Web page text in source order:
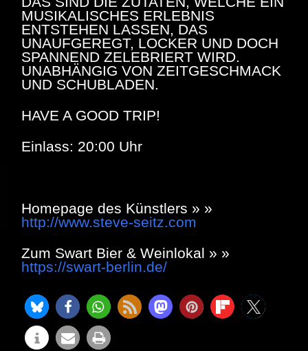
MUSIKALISCHES ERLEBNIS
ENTSTEHEN LASSEN, DAS
UNAUFGEREGT, LOCKER UND DOCH
SPANNEND ZELEBRIERT WIRD.
UNABHÄNGIG VON ZEITGESCHMACK
UND SCHUBLADEN.
HAVE A GOOD TRIP!
Einlass: 20:00 Uhr
Homepage des Künstlers » »
http://www.steve-seitz.com
Zum Swart Bier & Weinlokal » »
https://swart-berlin.de/